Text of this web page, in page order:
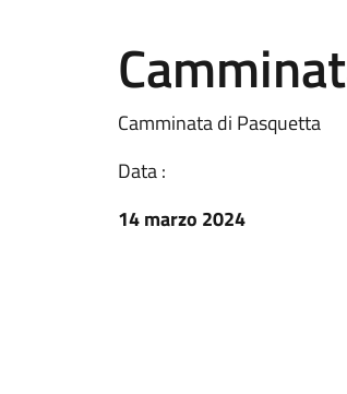
Camminata di Pasquetta
Data :
14 marzo 2024